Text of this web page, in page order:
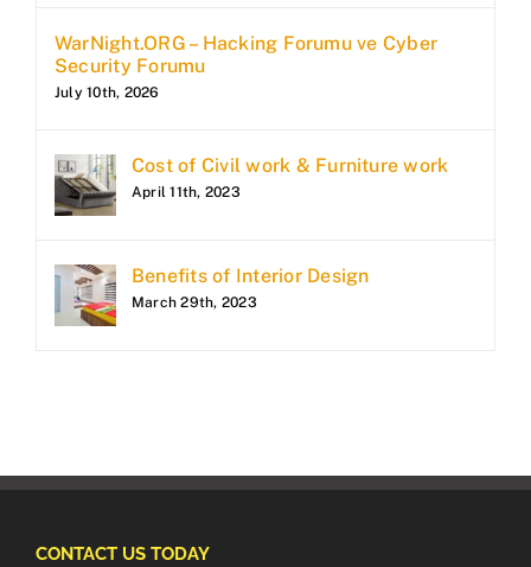
WarNight.ORG – Hacking Forumu ve Cyber
Security Forumu
July 10th, 2026
Cost of Civil work & Furniture work
April 11th, 2023
Benefits of Interior Design
March 29th, 2023
CONTACT US TODAY